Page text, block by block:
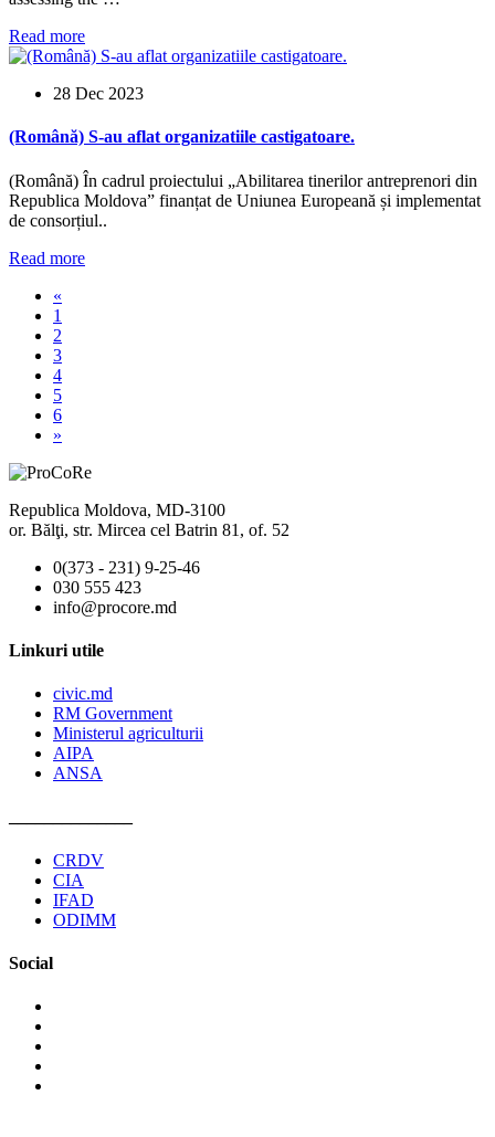
Read more
28 Dec 2023
(Română) S-au aflat organizatiile castigatoare.
(Română) În cadrul proiectului „Abilitarea tinerilor antreprenori din
Republica Moldova” finanțat de Uniunea Europeană și implementat
de consorțiul..
Read more
«
1
2
3
4
5
6
»
Republica Moldova, MD-3100
or. Bălţi, str. Mircea cel Batrin 81, of. 52
0(373 - 231) 9-25-46
030 555 423
info@procore.md
Linkuri utile
civic.md
RM Government
Ministerul agriculturii
AIPA
ANSA
CRDV
CIA
IFAD
ODIMM
Social